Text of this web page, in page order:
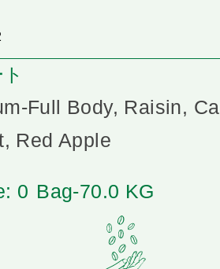
Full Body, Raisin,
Red Apple
0 Bag-70.0 KG